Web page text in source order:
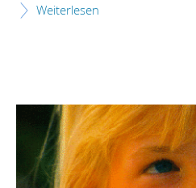
Weiterlesen